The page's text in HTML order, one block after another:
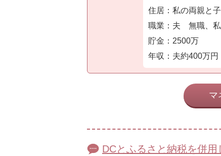
住居：私の両親と
職業：夫 無職、
貯金：2500万
年収：夫約400万円
マ
DCとふるさと納税を併